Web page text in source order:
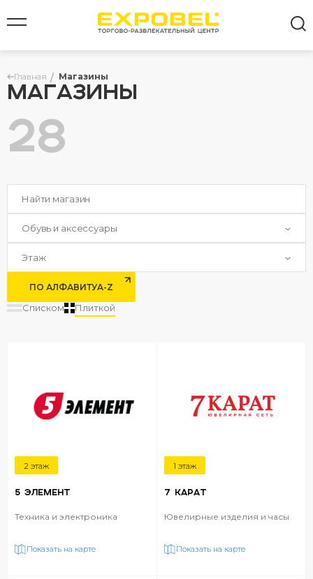
Главная Магазины
МАГАЗИНЫ
28
Обувь и аксессуары
Этаж
ПО АЛФАВИТУA-Z
Списком Плиткой
2 этаж
5 ЭЛЕМЕНТ
Техника и электроника
Показать на карте
1 этаж
7 КАРАТ
Ювелирные изделия и часы
Показать на карте